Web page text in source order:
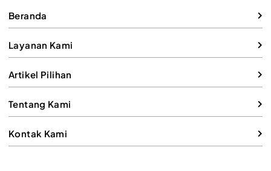
Beranda
Layanan Kami
Artikel Pilihan
Tentang Kami
Kontak Kami